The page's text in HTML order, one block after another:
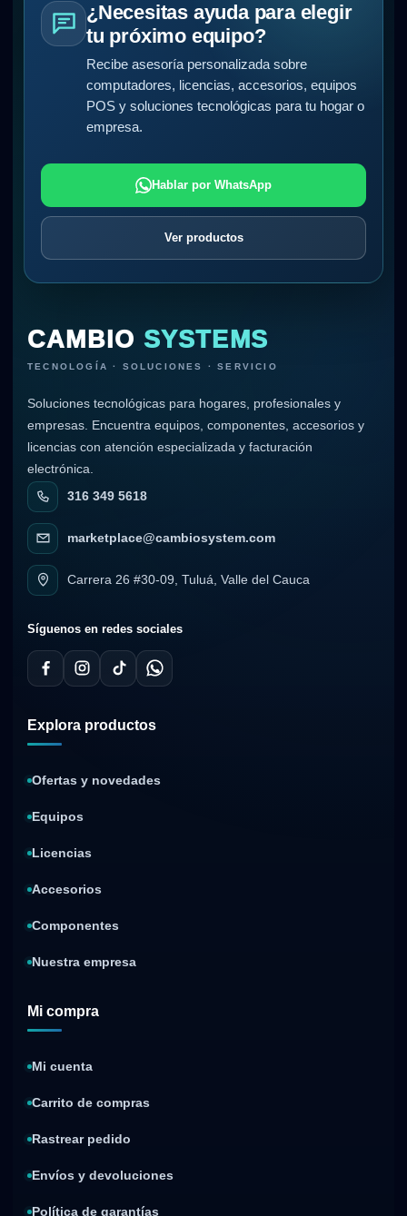
¿Necesitas ayuda para elegir
tu próximo equipo?
Recibe asesoría personalizada sobre
computadores, licencias, accesorios, equipos
POS y soluciones tecnológicas para tu hogar o
empresa.
Hablar por WhatsApp
Ver productos
CAMBIO SYSTEMS
TECNOLOGÍA · SOLUCIONES · SERVICIO
Soluciones tecnológicas para hogares, profesionales y
empresas. Encuentra equipos, componentes, accesorios y
licencias con atención especializada y facturación
electrónica.
316 349 5618
marketplace@cambiosystem.com
Carrera 26 #30-09, Tuluá, Valle del Cauca
Síguenos en redes sociales
Explora productos
Ofertas y novedades
Equipos
Licencias
Accesorios
Componentes
Nuestra empresa
Mi compra
Mi cuenta
Carrito de compras
Rastrear pedido
Envíos y devoluciones
Política de garantías